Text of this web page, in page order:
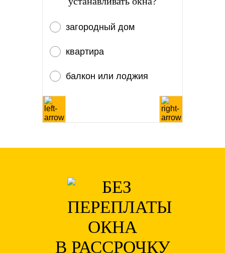
загородный дом
квартира
балкон или лоджия
ОКНА
В РАССРОЧКУ